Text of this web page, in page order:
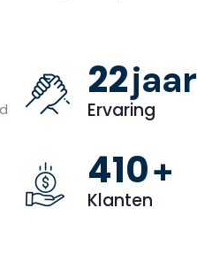
32jaar
Ervaring
586+
Klanten